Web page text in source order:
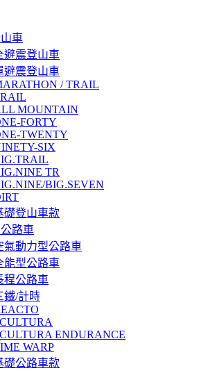
車
避震登山車
避震登山車
/ TRAIL
MOUNTAIN
FORTY
TWENTY
SIX
TR
BIG.SEVEN
礎登山車款
路車
氣動力型公路車
能型公路車
程公路車
鐵/計時
ENDURANCE
WARP
礎公路車款